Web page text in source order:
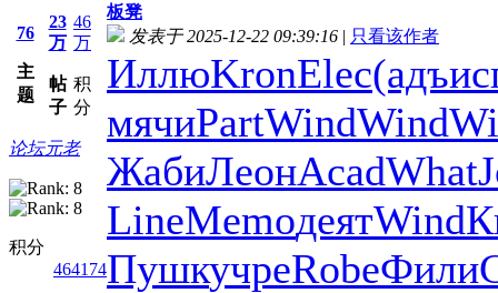
76
主
题
23
万
帖
子
46
万
积
分
论坛元老
积分
464174
板凳
发表于 2025-12-22 09:39:16 | 只看该作者
ИллюKronElec(адъ
мячиPartWindWind
ЖабиЛеонAcadWhat
LineMemoдеятWind
ПушкучреRobeФили